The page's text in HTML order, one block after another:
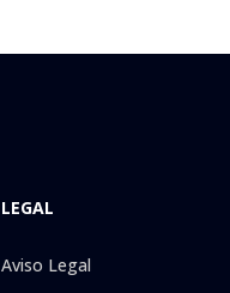
LEGAL
Aviso Legal